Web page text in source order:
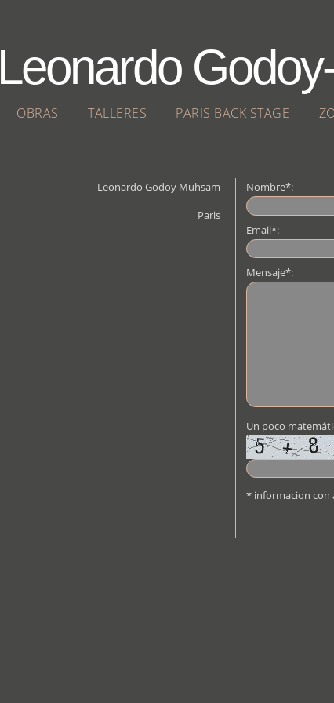
Leonardo
OBRAS TALLERES PARIS BACK STAGE
Leonardo Godoy Mühsam
Paris
Nombre*:
Email*:
Mensaje*:
Un poco
* informacion con